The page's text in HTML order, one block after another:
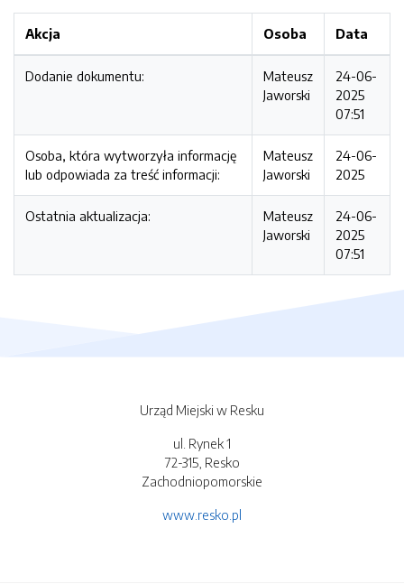
Akcja Osoba Data
Dodanie dokumentu:
Mateusz
Jaworski
24-06-
2025
07:51
Osoba, która wytworzyła informację
lub odpowiada za treść informacji:
Mateusz
Jaworski
24-06-
2025
Ostatnia aktualizacja:
Mateusz
Jaworski
24-06-
2025
07:51
Urząd Miejski w Resku
ul. Rynek 1
72-315, Resko
Zachodniopomorskie
www.resko.pl